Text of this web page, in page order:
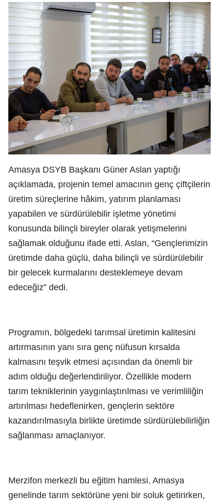
Amasya DSYB Başkanı Güner Aslan yaptığı
açıklamada, projenin temel amacının genç çiftçilerin
üretim süreçlerine hâkim, yatırım planlaması
yapabilen ve sürdürülebilir işletme yönetimi
konusunda bilinçli bireyler olarak yetişmelerini
sağlamak olduğunu ifade etti. Aslan, “Gençlerimizin
üretimde daha güçlü, daha bilinçli ve sürdürülebilir
bir gelecek kurmalarını desteklemeye devam
edeceğiz” dedi.
Programın, bölgedeki tarımsal üretimin kalitesini
artırmasının yanı sıra genç nüfusun kırsalda
kalmasını teşvik etmesi açısından da önemli bir
adım olduğu değerlendiriliyor. Özellikle modern
tarım tekniklerinin yaygınlaştırılması ve verimliliğin
artırılması hedeflenirken, gençlerin sektöre
kazandırılmasıyla birlikte üretimde sürdürülebilirliğin
sağlanması amaçlanıyor.
Merzifon merkezli bu eğitim hamlesi, Amasya
genelinde tarım sektörüne yeni bir soluk getirirken,